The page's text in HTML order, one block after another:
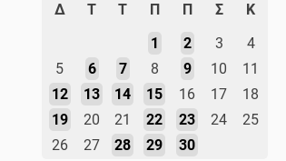
Δ Τ Τ Π Π Σ
Κ
1
2 3
4
5
6 7 8 9 10
11
12
13 14 15 16 17
18
19
20 21 22 23 24
25
26
27 28 29
30